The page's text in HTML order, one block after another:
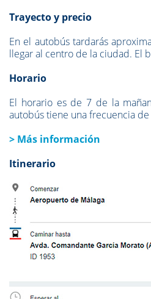
Trayecto y precio
En el autobús tardarás
llegar al centro de la ciudad. El
Horario
El horario es de 7 de la
autobús tiene una frecuencia
> Más información
Itinerario